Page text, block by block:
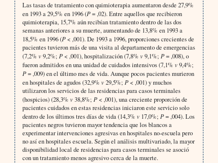
Las tasas de tratamiento con quimioterapia aumentaron desde 27,9%
en 1993 a 29,5% en 1996 (P= ,02). Entre aquellos que recibieron
quimioterapia, 15,7% aún recibían tratamiento dentro de las dos
semanas anteriores a su muerte, aumentando de 13,8% en 1993 a
18,5% en 1996 (P< ,001). De 1993 a 1996, proporciones crecientes de
pacientes tuvieron más de una visita al departamento de emergencias
(7,2% v9,2%; P< ,001), hospitalización (7,8% v9,1%; P= ,008), o
fueron admitidos en una unidad de cuidados intensivos (7,1% v9,4%;
P= ,009) en el último mes de vida. Aunque pocos pacientes murieron
en hospitales de agudos (32,9% v29,5%; P< ,001) y muchos
utilizaron los servicios de las residencias para casos terminales
(hospicios) (28,3% v38,8%; P< ,001), una creciente proporción de
pacientes cuidados en estas residencias iniciaron este servicio solo
dentro de los últimos tres días de vida (14,3% v17,0%; P= ,004). Los
pacientes negros tuvieron mayor tendencia que los blancos a
experimentar intervenciones agresivas en hospitales no-escuela pero
no así en hospitales escuela. Según el análisis multivariado, la mayor
disponibilidad local de residencias para casos terminales se asoció
con un tratamiento menos agresivo cerca de la muerte.